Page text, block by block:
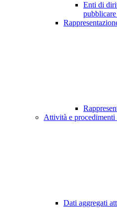
Enti di
Attività e procedimenti
Dati aggregati